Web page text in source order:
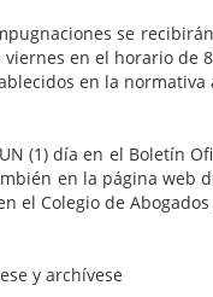
se
viernes en el horario
en la normativa
(1) día en el Boletín
en la página web
el Colegio de
y archívese